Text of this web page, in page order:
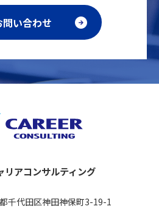
問い合わせ
リアコンサルティング
千代田区神田神保町3-19-1